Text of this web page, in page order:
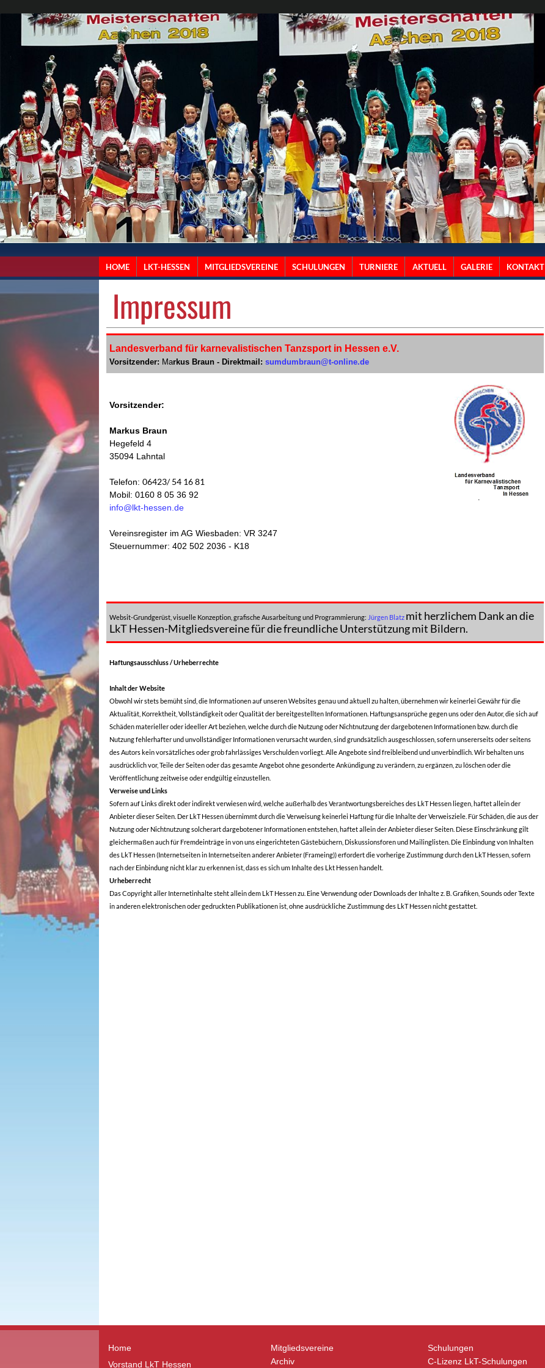
HOME LKT-HESSEN MITGLIEDSVEREINE SCHULUNGEN TURNIERE AKTUELL GALERIE KONTAKT
Impressum
Landesverband für karnevalistischen Tanzsport in Hessen e.V.
Vorsitzender: Markus Braun - Direktmail: sumdumbraun@t-online.de
Vorsitzender:
Markus Braun
Hegefeld 4
35094 Lahntal
Telefon: 06423/ 54 16 81
Mobil: 0160 8 05 36 92
info@lkt-hessen.de
Vereinsregister im AG Wiesbaden: VR 3247
Steuernummer: 402 502 2036 - K18
Websit-Grundgerüst, visuelle Konzeption, grafische Ausarbeitung und Programmierung: Jürgen Blatz mit herzlichem Dank an die
LkT Hessen-Mitgliedsvereine für die freundliche Unterstützung mit Bildern.
Haftungsausschluss / Urheberrechte
Inhalt der Website
Obwohl wir stets bemüht sind, die Informationen auf unseren Websites genau und aktuell zu halten, übernehmen wir keinerlei Gewähr für die
Aktualität, Korrektheit, Vollständigkeit oder Qualität der bereitgestellten Informationen. Haftungsansprüche gegen uns oder den Autor, die sich auf
Schäden materieller oder ideeller Art beziehen, welche durch die Nutzung oder Nichtnutzung der dargebotenen Informationen bzw. durch die
Nutzung fehlerhafter und unvollständiger Informationen verursacht wurden, sind grundsätzlich ausgeschlossen, sofern unsererseits oder seitens
des Autors kein vorsätzliches oder grob fahrlässiges Verschulden vorliegt. Alle Angebote sind freibleibend und unverbindlich. Wir behalten uns
ausdrücklich vor, Teile der Seiten oder das gesamte Angebot ohne gesonderte Ankündigung zu verändern, zu ergänzen, zu löschen oder die
Veröffentlichung zeitweise oder endgültig einzustellen.
Verweise und Links
Sofern auf Links direkt oder indirekt verwiesen wird, welche außerhalb des Verantwortungsbereiches des LkT Hessen liegen, haftet allein der
Anbieter dieser Seiten. Der LkT Hessen übernimmt durch die Verweisung keinerlei Haftung für die Inhalte der Verweisziele. Für Schäden, die aus der
Nutzung oder Nichtnutzung solcherart dargebotener Informationen entstehen, haftet allein der Anbieter dieser Seiten. Diese Einschränkung gilt
gleichermaßen auch für Fremdeinträge in von uns eingerichteten Gästebüchern, Diskussionsforen und Mailinglisten. Die Einbindung von Inhalten
des LkT Hessen (Internetseiten in Internetseiten anderer Anbieter (Frameing)) erfordert die vorherige Zustimmung durch den LkT Hessen, sofern
nach der Einbindung nicht klar zu erkennen ist, dass es sich um Inhalte des Lkt Hessen handelt.
Urheberrecht
Das Copyright aller Internetinhalte steht allein dem LkT Hessen zu. Eine Verwendung oder Downloads der Inhalte z. B. Grafiken, Sounds oder Texte
in anderen elektronischen oder gedruckten Publikationen ist, ohne ausdrückliche Zustimmung des LkT Hessen nicht gestattet.
Home
Vorstand LkT Hessen
Mitgliedsvereine
Archiv
Schulungen
C-Lizenz LkT-Schulungen